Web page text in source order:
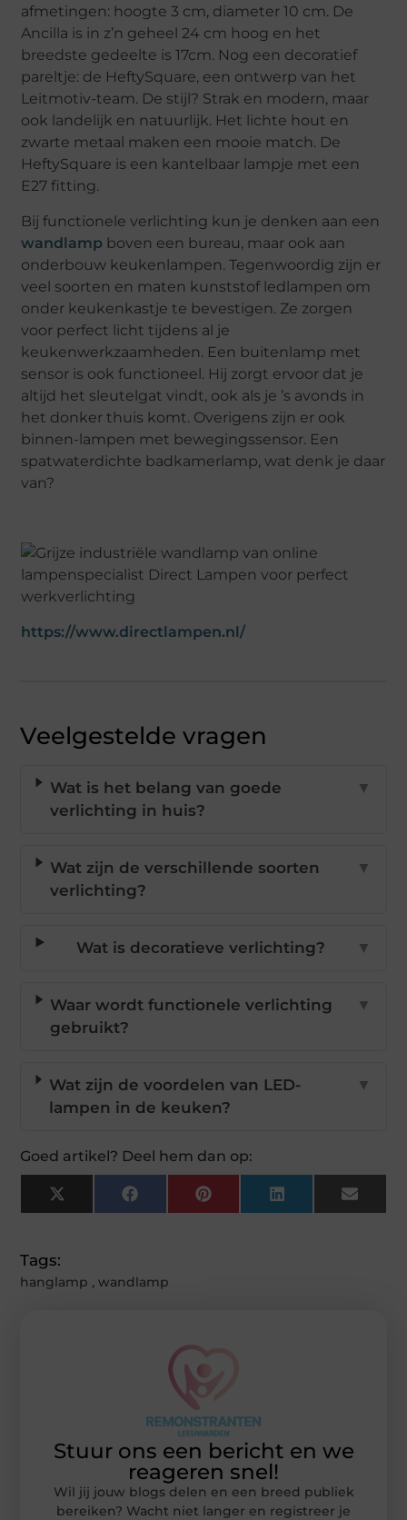
afmetingen: hoogte 3 cm, diameter 10 cm. De
Ancilla is in z’n geheel 24 cm hoog en het
breedste gedeelte is 17cm. Nog een decoratief
pareltje: de HeftySquare, een ontwerp van het
Leitmotiv-team. De stijl? Strak en modern, maar
ook landelijk en natuurlijk. Het lichte hout en
zwarte metaal maken een mooie match. De
HeftySquare is een kantelbaar lampje met een
E27 fitting.
Bij functionele verlichting kun je denken aan een
wandlamp boven een bureau, maar ook aan
onderbouw keukenlampen. Tegenwoordig zijn er
veel soorten en maten kunststof ledlampen om
onder keukenkastje te bevestigen. Ze zorgen
voor perfect licht tijdens al je
keukenwerkzaamheden. Een buitenlamp met
sensor is ook functioneel. Hij zorgt ervoor dat je
altijd het sleutelgat vindt, ook als je ’s avonds in
het donker thuis komt. Overigens zijn er ook
binnen-lampen met bewegingssensor. Een
spatwaterdichte badkamerlamp, wat denk je daar
van?
https://www.directlampen.nl/
Veelgestelde vragen
Wat is het belang van goede
verlichting in huis?
▼
Wat zijn de verschillende soorten
verlichting?
▼
Wat is decoratieve verlichting? ▼
Waar wordt functionele verlichting
gebruikt?
▼
Wat zijn de voordelen van LED-
lampen in de keuken?
▼
Goed artikel? Deel hem dan op:
X
(Twitter)
FacebookPinterestLinkedInEmail
Tags:
hanglamp ,wandlamp
Stuur ons een bericht en we
reageren snel!
Wil jij jouw blogs delen en een breed publiek
bereiken? Wacht niet langer en registreer je